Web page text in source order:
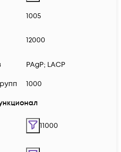
1005
12000
PAgP; LACP
1000
11000